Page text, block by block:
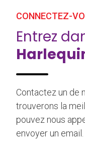
CONNECTEZ-
Entrez
Contactez un de
trouverons la
pouvez nous
envoyer un email.